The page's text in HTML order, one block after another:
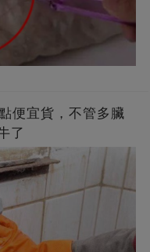
便宜貨，不管多臟
了